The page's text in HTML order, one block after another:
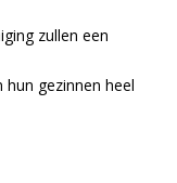
zullen een
hun gezinnen heel